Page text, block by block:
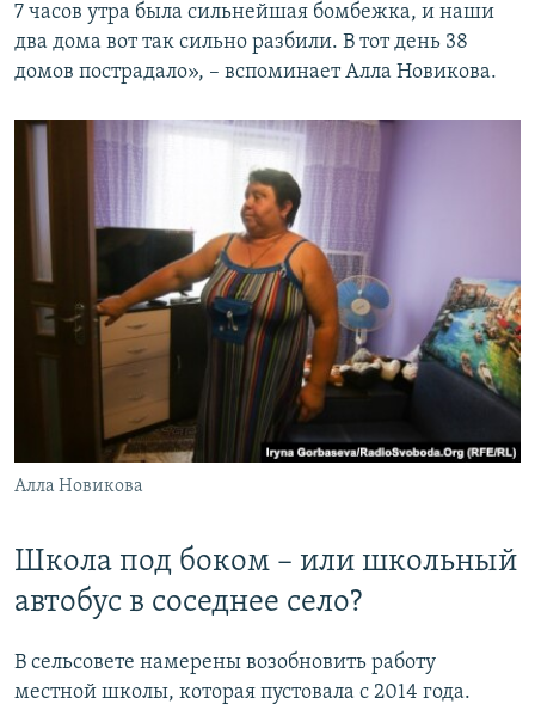
7 часов утра была сильнейшая бомбежка, и наши
два дома вот так сильно разбили. В тот день 38
домов пострадало», – вспоминает Алла Новикова.
Алла Новикова
​Школа под боком – или школьный
автобус в соседнее село?
В сельсовете намерены возобновить работу
местной школы, которая пустовала с 2014 года.